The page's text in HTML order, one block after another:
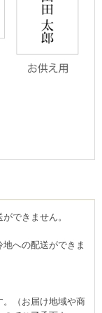
できません。
への配送ができま
。（お届け地域や商